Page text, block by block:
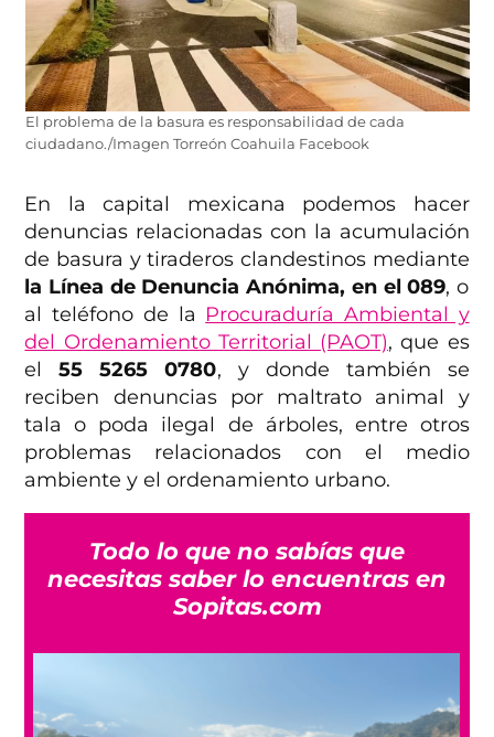
El problema de la basura es responsabilidad de cada
ciudadano./Imagen Torreón Coahuila Facebook
En la capital mexicana podemos hacer
denuncias relacionadas con la acumulación
de basura y tiraderos clandestinos mediante
la Línea de Denuncia Anónima, en el 089, o
al teléfono de la Procuraduría Ambiental y
del Ordenamiento Territorial (PAOT), que es
el55 5265 0780, y donde también se
reciben denuncias por maltrato animal y
tala o poda ilegal de árboles, entre otros
problemas relacionados con el medio
ambiente y el ordenamiento urbano.
Todo lo que no sabías que
necesitas saber lo encuentras en
Sopitas.com